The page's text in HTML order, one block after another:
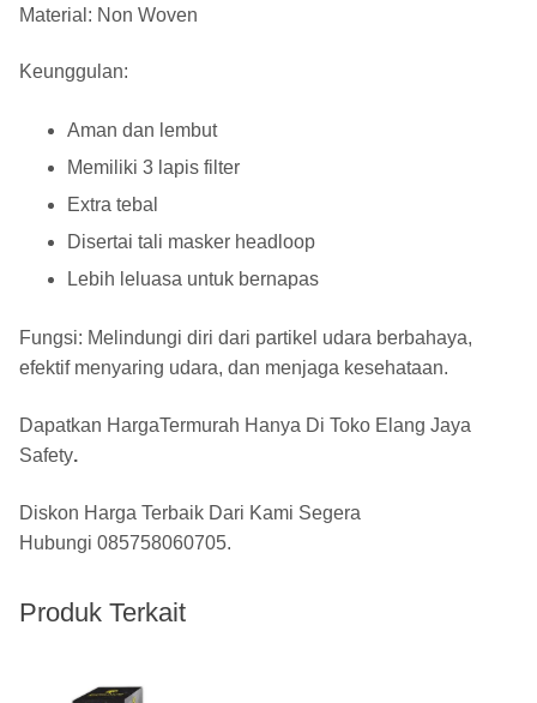
Material: Non Woven
Keunggulan:
Aman dan lembut
Memiliki 3 lapis filter
Extra tebal
Disertai tali masker headloop
Lebih leluasa untuk bernapas
Fungsi: Melindungi diri dari partikel udara berbahaya,
efektif menyaring udara, dan menjaga kesehataan.
Dapatkan HargaTermurah Hanya Di Toko Elang Jaya
Safety.
Diskon Harga Terbaik Dari Kami Segera
Hubungi 085758060705.
Produk Terkait